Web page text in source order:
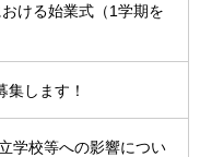
ける始業式（1学期を
します！
学校等への影響につい